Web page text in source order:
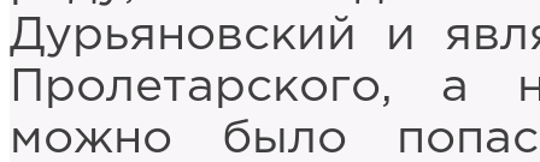
Дурьяновский и
Пролетарского, а
можно было